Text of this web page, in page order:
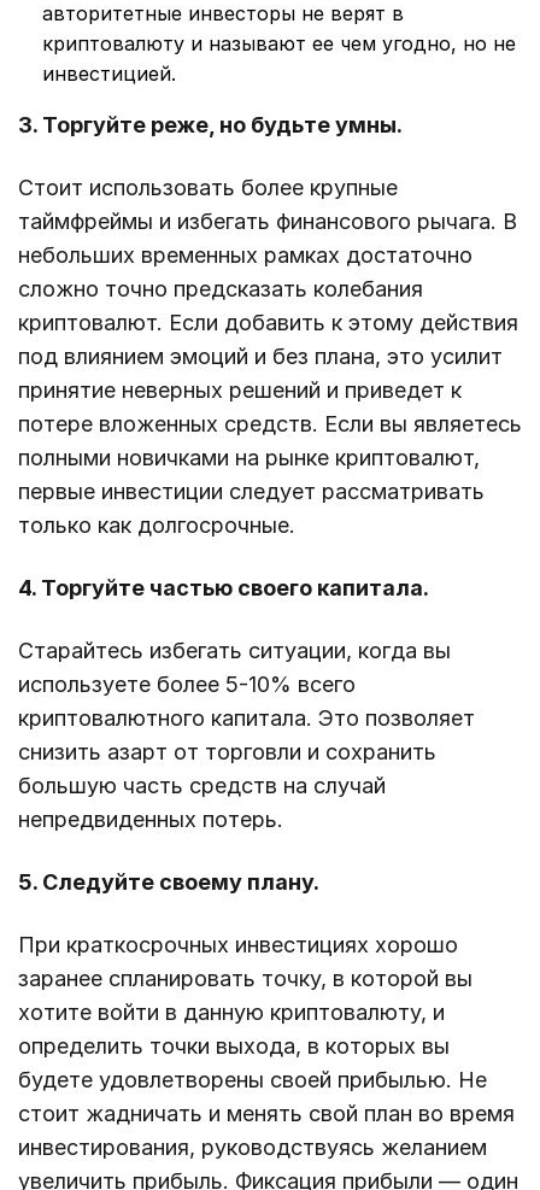
авторитетные инвесторы не верят в
криптовалюту и называют ее чем угодно, но не
инвестицией.
3. Торгуйте реже, но будьте умны.
Стоит использовать более крупные
таймфреймы и избегать финансового рычага. В
небольших временных рамках достаточно
сложно точно предсказать колебания
криптовалют. Если добавить к этому действия
под влиянием эмоций и без плана, это усилит
принятие неверных решений и приведет к
потере вложенных средств. Если вы являетесь
полными новичками на рынке криптовалют,
первые инвестиции следует рассматривать
только как долгосрочные.
4. Торгуйте частью своего капитала.
Старайтесь избегать ситуации, когда вы
используете более 5-10% всего
криптовалютного капитала. Это позволяет
снизить азарт от торговли и сохранить
большую часть средств на случай
непредвиденных потерь.
5. Cледуйте своему плану.
При краткосрочных инвестициях хорошо
заранее спланировать точку, в которой вы
хотите войти в данную криптовалюту, и
определить точки выхода, в которых вы
будете удовлетворены своей прибылью. Не
стоит жадничать и менять свой план во время
инвестирования, руководствуясь желанием
увеличить прибыль. Фиксация прибыли — один